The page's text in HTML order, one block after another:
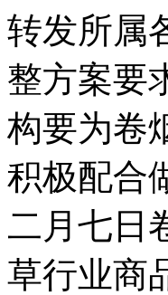
转发所属
整方案要
构要为卷
积极配合
二月七日
草行业商